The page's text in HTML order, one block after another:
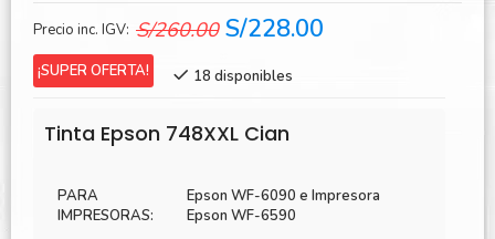
Precio inc. IGV: S/260.00 El
original
S/260.00.
S/228.00
¡SUPER OFERTA! 18 disponibles
Tinta Epson 748XXL Cian
PARA
IMPRESORAS:
Epson WF-6090 e Impresora
Epson WF-6590